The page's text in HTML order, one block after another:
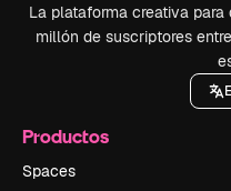
La plataforma creativa
millón de suscriptores
Productos
Spaces